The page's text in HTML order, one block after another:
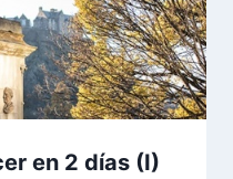
en 2 días (I)